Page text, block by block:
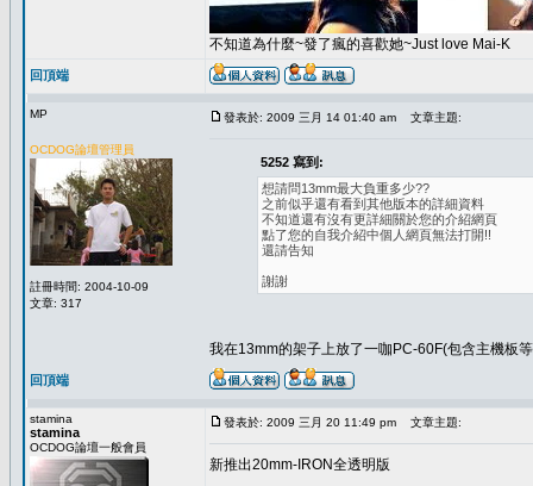
不知道為什麼~發了瘋的喜歡她~Just love Mai-K
回頂端
MP
OCDOG論壇管理員
註冊時間: 2004-10-09
文章: 317
發表於: 2009 三月 14 01:40 am 文章主題:
5252 寫到:
想請問13mm最大負重多少??
之前似乎還有看到其他版本的詳細資料
不知道還有沒有更詳細關於您的介紹網頁
點了您的自我介紹中個人網頁無法打開!!
還請告知
謝謝
我在13mm的架子上放了一咖PC-60F(包含主機板
回頂端
stamina
stamina
OCDOG論壇一般會員
發表於: 2009 三月 20 11:49 pm 文章主題:
新推出20mm-IRON全透明版